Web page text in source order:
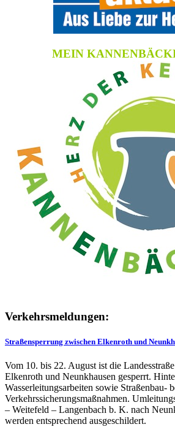
MEIN
Verkehrsmeldungen:
Straßensperrung zwischen Elkenroth und
Vom 10. bis 22. August ist die
Elkenroth und Neunkhausen gesperrt.
Wasserleitungsarbeiten sowie Straßenbau-
Verkehrssicherungsmaßnahmen.
– Weitefeld – Langenbach b. K. nach
werden entsprechend ausgeschildert.